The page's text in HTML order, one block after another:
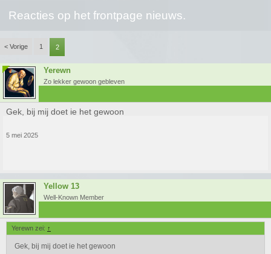
Reacties op het frontpage nieuws.
< Vorige 1 2
Yerewn
Zo lekker gewoon gebleven
Gek, bij mij doet ie het gewoon
5 mei 2025
Yellow 13
Well-Known Member
Yerewn zei: ↑
Gek, bij mij doet ie het gewoon